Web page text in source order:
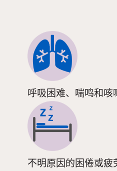
呼吸困难、喘鸣和咳
不明原因的困倦或疲